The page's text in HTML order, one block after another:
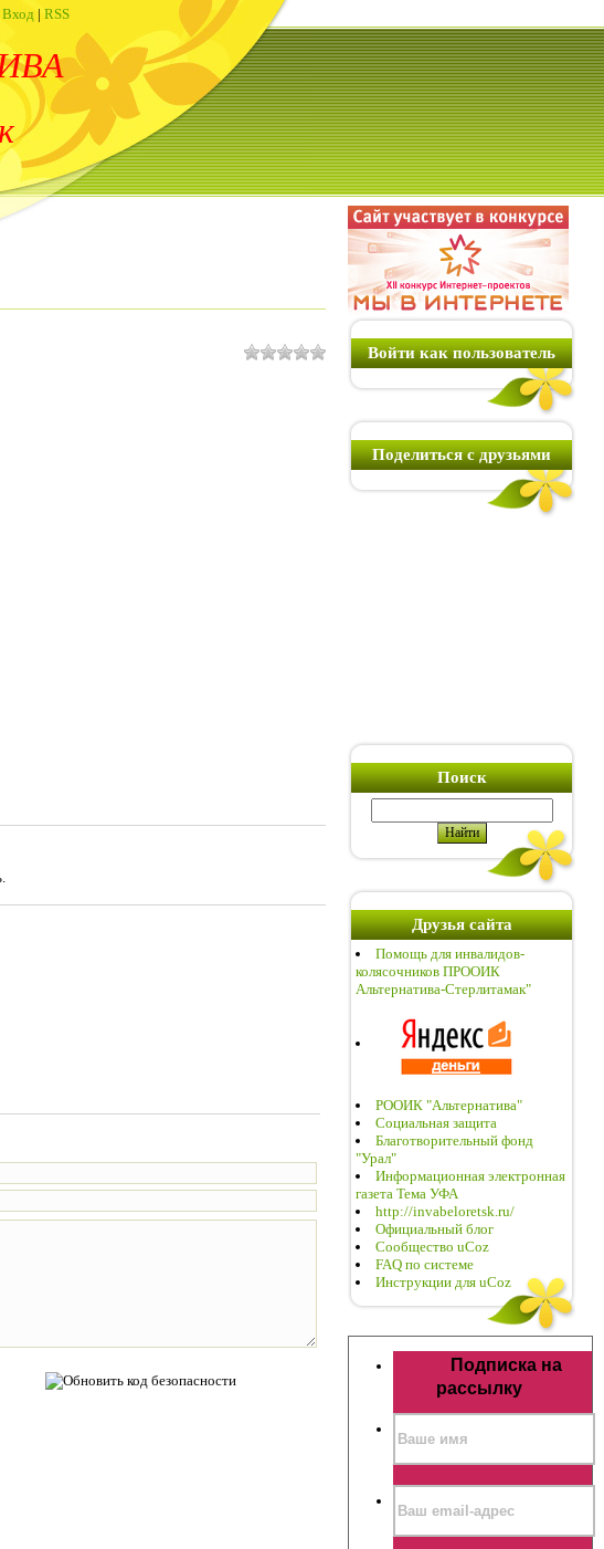
Вход | RSS
Войти как пользователь
Поделиться с друзьями
Поиск
Друзья сайта
Помощь для инвалидов-
колясочников ПРООИК
Альтернатива-Стерлитамак"
РООИК "Альтернатива"
Социальная защита
Благотворительный фонд
"Урал"
Информационная электронная
газета Тема УФА
http://invabeloretsk.ru/
Официальный блог
Сообщество uCoz
FAQ по системе
Инструкции для uCoz
Подписка на
рассылку